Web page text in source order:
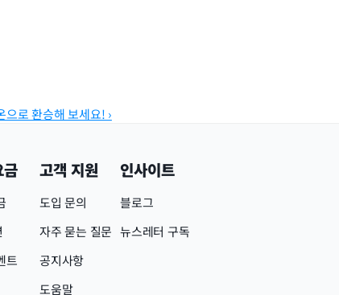
으로 환승해 보세요! ›
금
트
고객 지원
도입 문의
자주 묻는 질문
공지사항
도움말
인사이트
블로그
뉴스레터 구독